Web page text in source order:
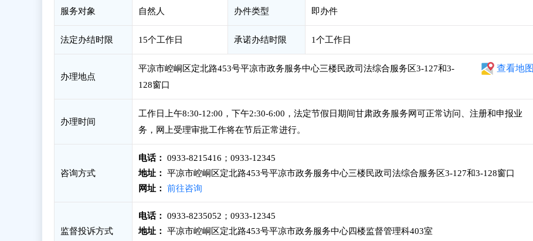
服务对象 自然人 办件类型 即办件
法定办结时限 15个工作日 承诺办结时限 1个工作日
办理地点
平凉市崆峒区定北路453号平凉市政务服务中心三楼民政司法综合服务区3-127和3-
128窗口
查看地图
办理时间
工作日上午8:30-12:00，下午2:30-6:00，法定节假日期间甘肃政务服务网可正常访问、注册和申报业
务，网上受理审批工作将在节后正常进行。
咨询方式
电话：
0933-8215416；0933-12345
地址：
平凉市崆峒区定北路453号平凉市政务服务中心三楼民政司法综合服务区3-127和3-128窗口
网址：
前往咨询
监督投诉方式
电话：
0933-8235052；0933-12345
地址：
平凉市崆峒区定北路453号平凉市政务服务中心四楼监督管理科403室